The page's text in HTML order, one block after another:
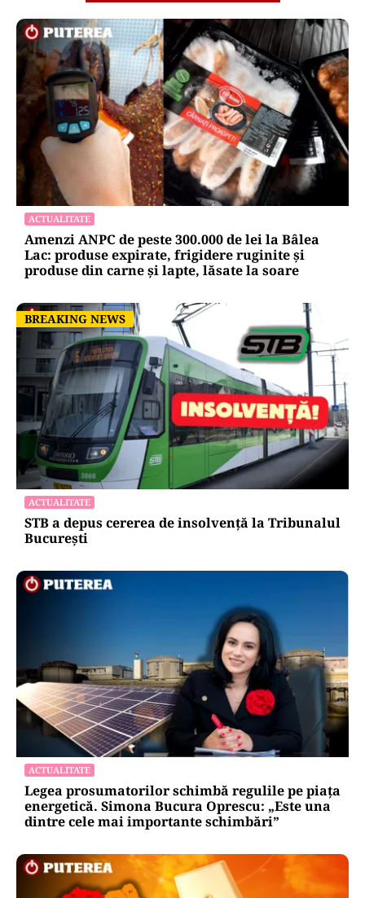
ACTUALITATE
Amenzi ANPC de peste 300.000 de lei la Bâlea
Lac: produse expirate, frigidere ruginite și
produse din carne și lapte, lăsate la soare
BREAKING NEWS
BREAKING NEWS
ACTUALITATE
STB a depus cererea de insolvență la Tribunalul
București
ACTUALITATE
Legea prosumatorilor schimbă regulile pe piața
energetică. Simona Bucura Oprescu: „Este una
dintre cele mai importante schimbări”